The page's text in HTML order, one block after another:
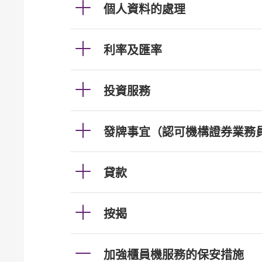
個人資料的處理
利率及匯率
投資服務
發牌事宜（認可機構證券業務
貸款
按揭
加強櫃員機服務的保安措施